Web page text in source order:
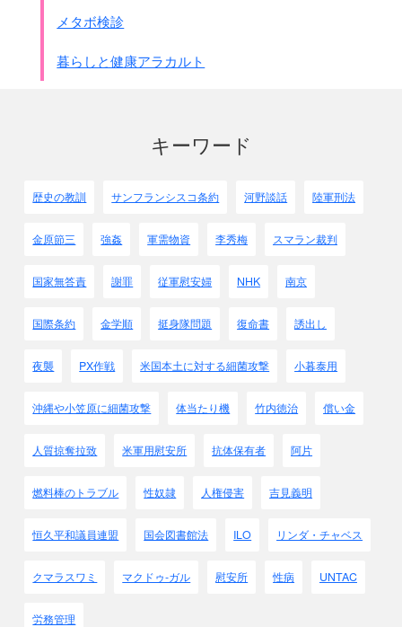
初代所長は獣医中佐斧紀道だった。
第3代所長は獣医中佐高橋隆篤で
1935年8月から37年7月までだった。
1937年8月から39年7月までである。
1939年8月から41年7月までだった。
途中で100部隊と改称した。
1945年8月までつとめた。
私は細菌戦の研究と準備のためであることを知っていた。
た。
悪いことでもしなければならないと考えていた。
●福住光由 獣医
100部隊は基本的に細菌学者、
主要任務は謀略および細菌戦に備えることだった。
細菌並びに猛毒の大量用法に関する研究を行ってい
これらの毒薬の効力を検定するため、
メタボ検診
暮らしと健康アラカルト
キーワード
歴史の教訓 サンフランシスコ条約 河野談話 陸軍刑法
金原節三 強姦 軍需物資 李秀梅 スマラン裁判
国家無答責 謝罪 従軍慰安婦 NHK 南京
国際条約 金学順 挺身隊問題 復命書 誘出し
夜襲 PX作戦 米国本土に対する細菌攻撃 小暮泰用
沖縄や小笠原に細菌攻撃 体当たり機 竹内徳治 償い金
人質掠奪拉致 米軍用慰安所 抗体保有者 阿片
燃料棒のトラブル 性奴隷 人権侵害 吉見義明
恒久平和議員連盟 国会図書館法 ILO リンダ・チャベス
クマラスワミ マクドゥ-ガル 慰安所 性病 UNTAC
労務管理